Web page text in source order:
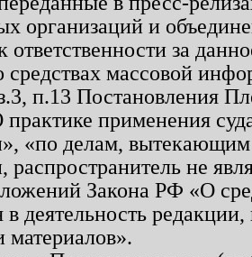
организаций и
ответственности за
массовой
п.13 Постановления
практике применения
«по делам, вытекающим
не
Закона РФ «О
деятельность